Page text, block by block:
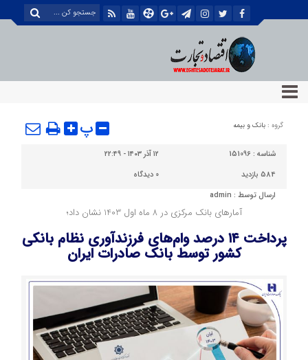
گروه : بانک و بیمه پ
شناسه : 151096
۱۲ آذر ۱۴۰۳ - ۲۲:۴۹
584 بازدید
0 دیدگاه
ارسال توسط : admin
آمارهای بانک مرکزی در 8 ماه اول 1403 نشان داد؛
پرداخت ۱۴ درصد وام‌های فرزندآوری نظام بانکی
کشور توسط بانک صادرات ایران